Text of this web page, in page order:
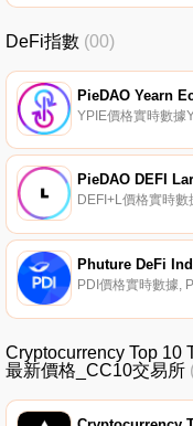
DeFi指數 (00)
Phuture DeFi
Cryptocurrency Top 10
最新價格_CC10交易所